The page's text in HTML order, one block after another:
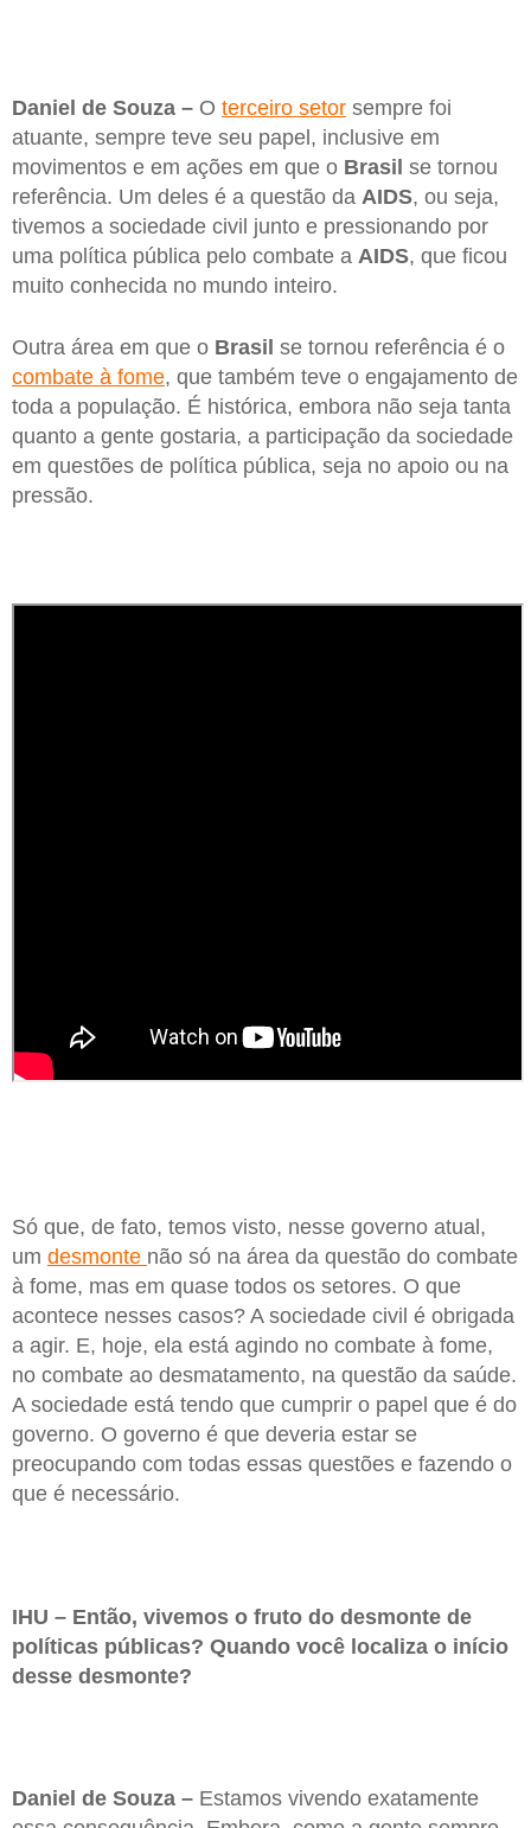
Daniel de Souza – O terceiro setor sempre foi
atuante, sempre teve seu papel, inclusive em
movimentos e em ações em que o Brasil se tornou
referência. Um deles é a questão da AIDS, ou seja,
tivemos a sociedade civil junto e pressionando por
uma política pública pelo combate a AIDS, que ficou
muito conhecida no mundo inteiro.
Outra área em que o Brasil se tornou referência é o
combate à fome, que também teve o engajamento de
toda a população. É histórica, embora não seja tanta
quanto a gente gostaria, a participação da sociedade
em questões de política pública, seja no apoio ou na
pressão.
Só que, de fato, temos visto, nesse governo atual,
um desmonte não só na área da questão do combate
à fome, mas em quase todos os setores. O que
acontece nesses casos? A sociedade civil é obrigada
a agir. E, hoje, ela está agindo no combate à fome,
no combate ao desmatamento, na questão da saúde.
A sociedade está tendo que cumprir o papel que é do
governo. O governo é que deveria estar se
preocupando com todas essas questões e fazendo o
que é necessário.
IHU – Então, vivemos o fruto do desmonte de
políticas públicas? Quando você localiza o início
desse desmonte?
Daniel de Souza – Estamos vivendo exatamente